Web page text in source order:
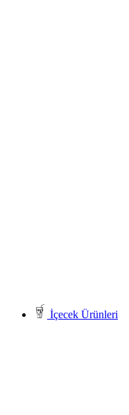
İçecek Ürünleri